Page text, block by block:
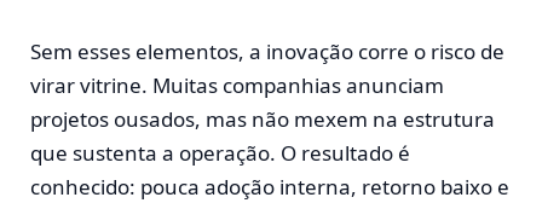
Sem esses elementos, a inovação corre o risco de
virar vitrine. Muitas companhias anunciam
projetos ousados, mas não mexem na estrutura
que sustenta a operação. O resultado é
conhecido: pouca adoção interna, retorno baixo e